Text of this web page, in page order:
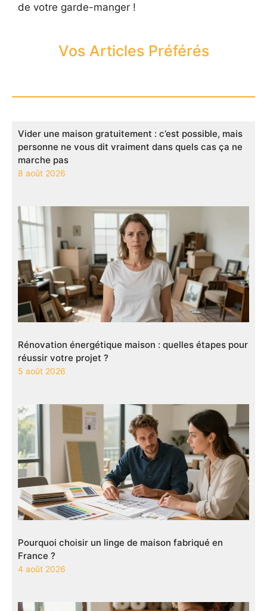
de votre garde-manger !
Vos Articles Préférés
Vider une maison gratuitement : c’est possible, mais
personne ne vous dit vraiment dans quels cas ça ne
marche pas
8 août 2026
Rénovation énergétique maison : quelles étapes pour
réussir votre projet ?
5 août 2026
Pourquoi choisir un linge de maison fabriqué en
France ?
4 août 2026